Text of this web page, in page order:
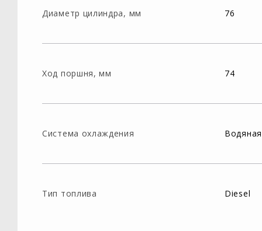
Диаметр цилиндра, мм 76
Ход поршня, мм 74
Система охлаждения Водяная
Тип топлива Diesel